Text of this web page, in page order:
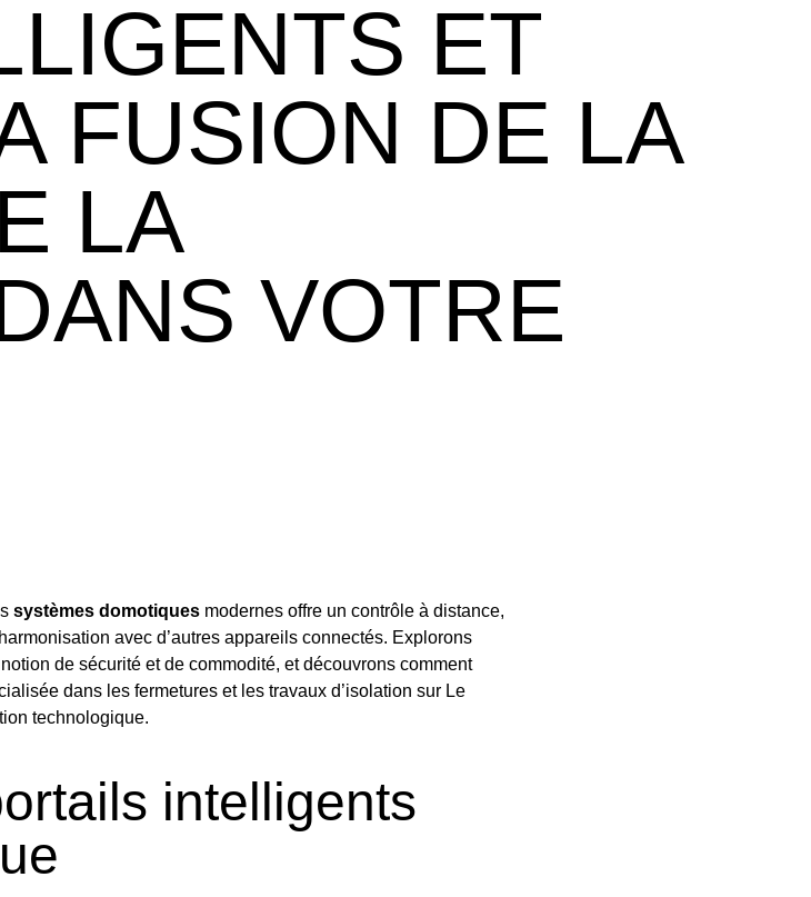
ET
FUSION DE LA
LA
VOTRE
systèmes domotiques modernes offre un contrôle à distance,
avec d’autres appareils connectés. Explorons
de sécurité et de commodité, et découvrons comment
dans les fermetures et les travaux d’isolation sur Le
technologique.
intelligents